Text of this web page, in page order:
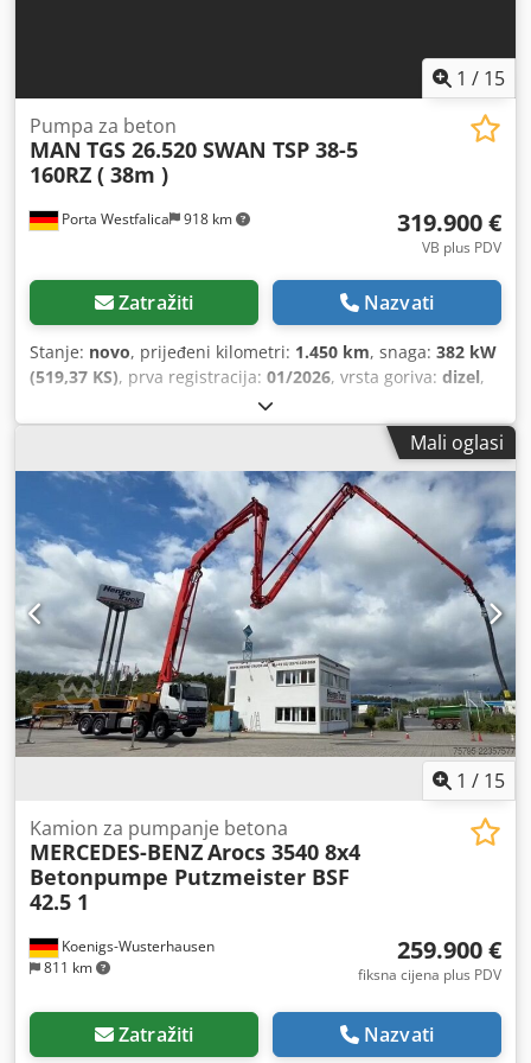
1 / 15
Porta Westfalica 918 km
Pumpa za beton
MAN TGS 26.520 SWAN TSP 38-5
160RZ ( 38m )
319.900 €
VB plus PDV
Zatražiti Nazvati
Stanje: novo, prijeđeni kilometri: 1.450 km, snaga: 382 kW
(519,37 KS), prva registracija: 01/2026, vrsta goriva: dizel,
, gorivo:
motorom, boja:bijela, vozačeva kabina:dnevna kabina,
Euro 6, Godina
proizvodnje:2026, Oprema:AdBlue, Apple CarPlay,
Bluetooth, EBS (Elektronički kočni sustav), blokada
diferencijala, elektronički program stabilnosti (ESP),
klima uređaj, kontrola proklizavanja, navigacijski sustav,
računalo na vozilu, središnje zaključavanje
Mali oglasi
1 / 15
Koenigs-Wusterhausen
811 km
Kamion za pumpanje betona
MERCEDES-BENZArocs 3540 8x4
Betonpumpe Putzmeister BSF
42.5 1
259.900 €
fiksna cijena plus PDV
Zatražiti Nazvati